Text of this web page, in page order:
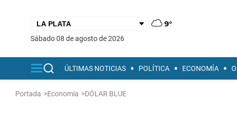
9°
sábado 08 de agosto de 2026
ÚLTIMAS NOTICIAS POLÍTICA ECONOMÍA
Portada >Economía >DÓLAR BLUE